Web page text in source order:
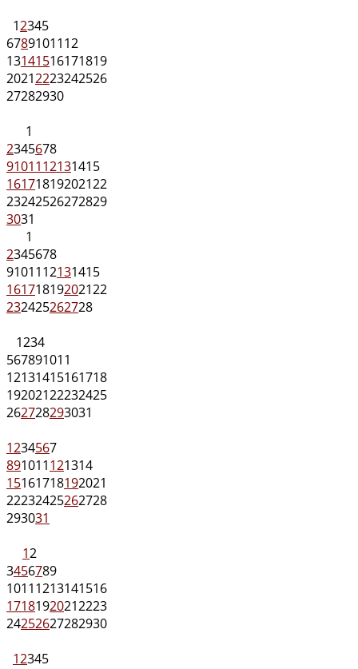
12345
6789101112
13141516171819
20212223242526
27282930
1
2345678
9101112131415
16171819202122
23242526272829
3031
1
2345678
9101112131415
16171819202122
232425262728
1234
567891011
12131415161718
19202122232425
262728293031
1234567
891011121314
15161718192021
22232425262728
293031
12
3456789
10111213141516
17181920212223
24252627282930
12345